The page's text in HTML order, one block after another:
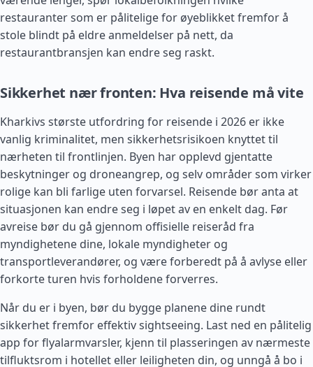
restauranter som er pålitelige for øyeblikket fremfor å
stole blindt på eldre anmeldelser på nett, da
restaurantbransjen kan endre seg raskt.
Sikkerhet nær fronten: Hva reisende må vite
Kharkivs største utfordring for reisende i 2026 er ikke
vanlig kriminalitet, men sikkerhetsrisikoen knyttet til
nærheten til frontlinjen. Byen har opplevd gjentatte
beskytninger og droneangrep, og selv områder som virker
rolige kan bli farlige uten forvarsel. Reisende bør anta at
situasjonen kan endre seg i løpet av en enkelt dag. Før
avreise bør du gå gjennom offisielle reiseråd fra
myndighetene dine, lokale myndigheter og
transportleverandører, og være forberedt på å avlyse eller
forkorte turen hvis forholdene forverres.
Når du er i byen, bør du bygge planene dine rundt
sikkerhet fremfor effektiv sightseeing. Last ned en pålitelig
app for flyalarmvarsler, kjenn til plasseringen av nærmeste
tilfluktsrom i hotellet eller leiligheten din, og unngå å bo i